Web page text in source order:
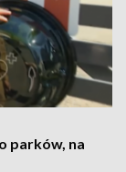
parków, na